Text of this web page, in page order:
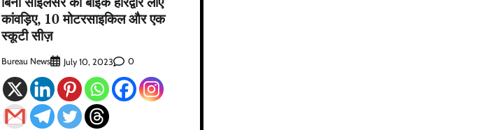
कांवड़िए, 10 मोटरसाइकिल और एक
स्कूटी सीज़
Bureau News July 10, 2023 0